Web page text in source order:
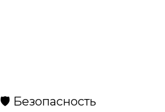
🛡️ Безопасность